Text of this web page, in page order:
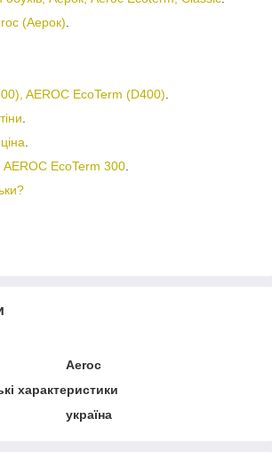
(Аерок).
AEROC EcoTerm (D400).
.
.
AEROC EcoTerm 300.
Aeroc
характеристики
україна